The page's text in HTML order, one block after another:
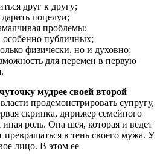
друг к другу;
поцелуи;
проблемы;
особенно публичных;
физически, но и духовно;
для перемен в первую
мудрее своей второй
продемонстрировать супругу,
скрипка, дирижер семейного
роль. Она шея, которая и ведет
превращаться в тень своего мужа. У
лицо. В этом ее